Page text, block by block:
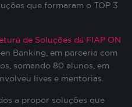
que formaram o TOP 3
de Soluções da FIAP ON
Banking, em parceria com
somando 80 alunos, em
lives e mentorias.
a propor soluções que
ser desativados pois
o site funcione
o desempenho
no Portal do Aluno, o